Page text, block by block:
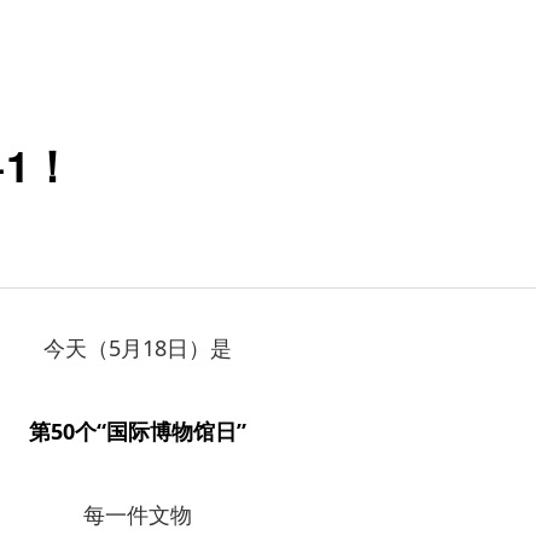
！
今天（5月18日）是
第50个“国际博物馆日”
每一件文物